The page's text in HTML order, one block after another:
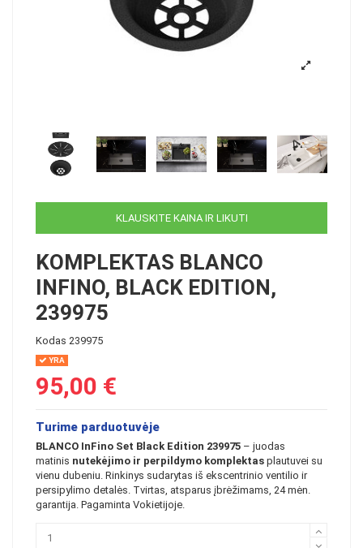
KLAUSKITE KAINA IR LIKUTI
KOMPLEKTAS BLANCO
INFINO, BLACK EDITION,
239975
Kodas 239975
YRA
95,00 €
Turime parduotuvėje
BLANCO InFino Set Black Edition 239975 – juodas
matinis nutekėjimo ir perpildymo komplektas plautuvei su
vienu dubeniu. Rinkinys sudarytas iš ekscentrinio ventilio ir
persipylimo detalės. Tvirtas, atsparus įbrėžimams, 24 mėn.
garantija. Pagaminta Vokietijoje.